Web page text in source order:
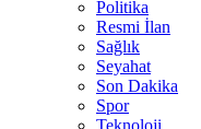
Politika
Resmi İlan
Sağlık
Seyahat
Son Dakika
Spor
Teknoloji